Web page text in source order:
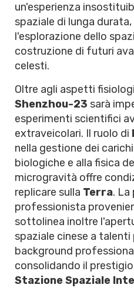
un'esperienza
spaziale di lunga
l'esplorazione dello
costruzione di futuri
celesti.
Oltre agli aspetti
Shenzhou-23 sarà
esperimenti scientifici
extraveicolari. Il ruolo di
nella gestione dei
biologiche e alla fisica
microgravità offre
replicare sulla Terra. La
professionista
sottolinea inoltre
spaziale cinese a
background
consolidando il
Stazione Spaziale